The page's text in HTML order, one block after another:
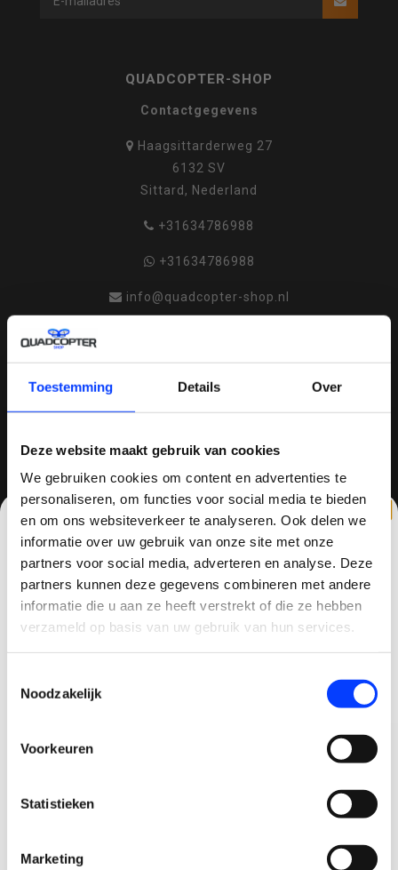
Toestemming Details Over
Deze website maakt gebruik van cookies
We gebruiken cookies om content en advertenties te
personaliseren, om functies voor social media te bieden
en om ons websiteverkeer te analyseren. Ook delen we
informatie over uw gebruik van onze site met onze
partners voor social media, adverteren en analyse. Deze
partners kunnen deze gegevens combineren met andere
informatie die u aan ze heeft verstrekt of die ze hebben
verzameld op basis van uw gebruik van hun services.
Noodzakelijk
Voorkeuren
Statistieken
Marketing
QUADCOPTER-SHOP
Contactgegevens
Haagsittarderweg 27
6132 SV
Sittard, Nederland
+31634786988
+31634786988
info@quadcopter-shop.nl
8.6 / 10 810 reviews
QUADCOPTER-SHOP.NL
Sinds 2014 is quadcopter-shop een bekende
speler op het gebied van drones, quadcopters,
Vaak zijn drones dure aankopen en wil je graag
goed advies en uitstekende (after)service
hebben. Bij quadcopter-shop.nl ben je dan aan
het juiste adres. We staan bekend om ons advies,
aankoop als na aankoop. 93% van al onze klanten
CLAIM KORTING OP JE EERSTE
BESTELLING!